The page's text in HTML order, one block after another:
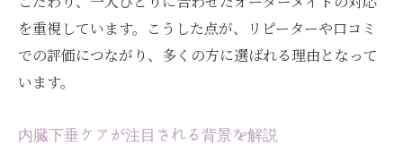
を重視しています。こうした点が、リピーターや口コミ
での評価につながり、多くの方に選ばれる理由となって
います。
内臓下垂ケアが注目される背景を解説